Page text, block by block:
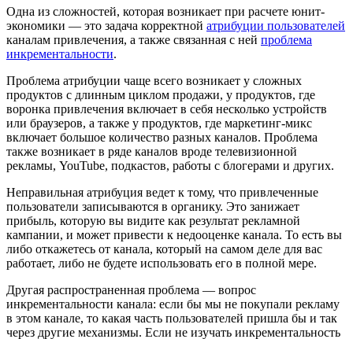
Одна из сложностей, которая возникает при расчете юнит-
экономики — это задача корректной атрибуции пользователей
каналам привлечения, а также связанная с ней проблема
инкрементальности.
Проблема атрибуции чаще всего возникает у сложных
продуктов с длинным циклом продажи, у продуктов, где
воронка привлечения включает в себя несколько устройств
или браузеров, а также у продуктов, где маркетинг-микс
включает большое количество разных каналов. Проблема
также возникает в ряде каналов вроде телевизионной
рекламы, YouTube, подкастов, работы с блогерами и других.
Неправильная атрибуция ведет к тому, что привлеченные
пользователи записываются в органику. Это занижает
прибыль, которую вы видите как результат рекламной
кампании, и может привести к недооценке канала. То есть вы
либо откажетесь от канала, который на самом деле для вас
работает, либо не будете использовать его в полной мере.
Другая распространенная проблема — вопрос
инкрементальности канала: если бы мы не покупали рекламу
в этом канале, то какая часть пользователей пришла бы и так
через другие механизмы. Если не изучать инкрементальность